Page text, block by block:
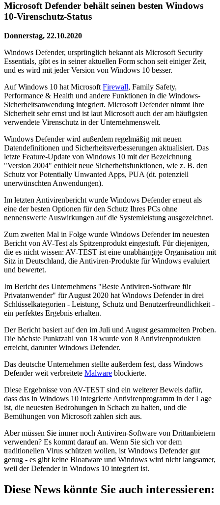
Microsoft Defender behält seinen besten Windows
10-Virenschutz-Status
Donnerstag, 22.10.2020
Windows Defender, ursprünglich bekannt als Microsoft Security
Essentials, gibt es in seiner aktuellen Form schon seit einiger Zeit,
und es wird mit jeder Version von Windows 10 besser.
Auf Windows 10 hat Microsoft Firewall, Family Safety,
Performance & Health und andere Funktionen in die Windows-
Sicherheitsanwendung integriert. Microsoft Defender nimmt Ihre
Sicherheit sehr ernst und ist laut Microsoft auch der am häufigsten
verwendete Virenschutz in der Unternehmenswelt.
Windows Defender wird außerdem regelmäßig mit neuen
Datendefinitionen und Sicherheitsverbesserungen aktualisiert. Das
letzte Feature-Update von Windows 10 mit der Bezeichnung
"Version 2004" enthielt neue Sicherheitsfunktionen, wie z. B. den
Schutz vor Potentially Unwanted Apps, PUA (dt. potenziell
unerwünschten Anwendungen).
Im letzten Antivirenbericht wurde Windows Defender erneut als
eine der besten Optionen für den Schutz Ihres PCs ohne
nennenswerte Auswirkungen auf die Systemleistung ausgezeichnet.
Zum zweiten Mal in Folge wurde Windows Defender im neuesten
Bericht von AV-Test als Spitzenprodukt eingestuft. Für diejenigen,
die es nicht wissen: AV-TEST ist eine unabhängige Organisation mit
Sitz in Deutschland, die Antiviren-Produkte für Windows evaluiert
und bewertet.
Im Bericht des Unternehmens "Beste Antiviren-Software für
Privatanwender" für August 2020 hat Windows Defender in drei
Schlüsselkategorien - Leistung, Schutz und Benutzerfreundlichkeit -
ein perfektes Ergebnis erhalten.
Der Bericht basiert auf den im Juli und August gesammelten Proben.
Die höchste Punktzahl von 18 wurde von 8 Antivirenprodukten
erreicht, darunter Windows Defender.
Das deutsche Unternehmen stellte außerdem fest, dass Windows
Defender weit verbreitete Malware blockierte.
Diese Ergebnisse von AV-TEST sind ein weiterer Beweis dafür,
dass das in Windows 10 integrierte Antivirenprogramm in der Lage
ist, die neuesten Bedrohungen in Schach zu halten, und die
Bemühungen von Microsoft zahlen sich aus.
Aber müssen Sie immer noch Antiviren-Software von Drittanbietern
verwenden? Es kommt darauf an. Wenn Sie sich vor dem
traditionellen Virus schützen wollen, ist Windows Defender gut
genug - es gibt keine Bloatware und Windows wird nicht langsamer,
weil der Defender in Windows 10 integriert ist.
Diese News könnte Sie auch interessieren: